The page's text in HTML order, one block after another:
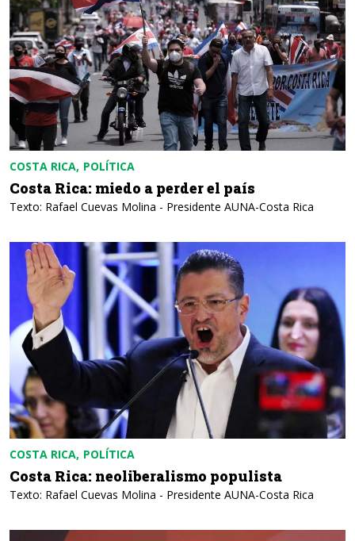
COSTA RICA POLÍTICA
Costa Rica: miedo a perder el país
Texto: Rafael Cuevas Molina - Presidente AUNA-Costa Rica
COSTA RICA POLÍTICA
Costa Rica: neoliberalismo populista
Texto: Rafael Cuevas Molina - Presidente AUNA-Costa Rica